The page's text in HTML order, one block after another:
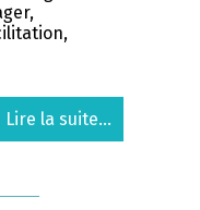
Lire la suite...